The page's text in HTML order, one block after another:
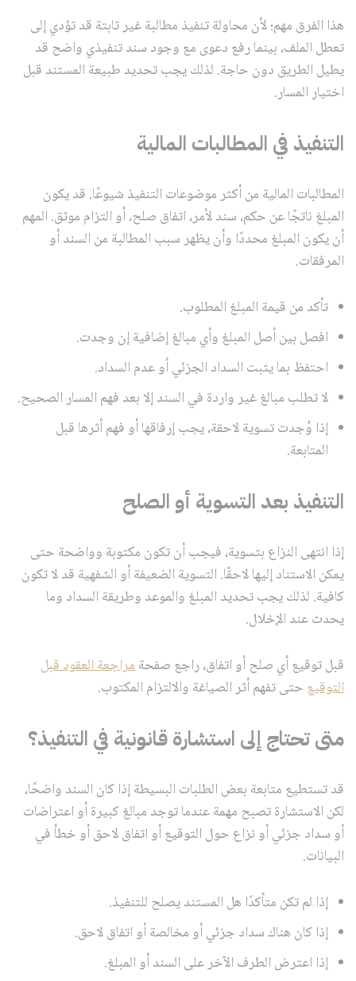
هذا الفرق مهم؛ لأن محاولة تنفيذ مطالبة غير ثابتة قد تؤدي إلى
تعطل الملف، بينما رفع دعوى مع وجود سند تنفيذي واضح قد
يطيل الطريق دون حاجة. لذلك يجب تحديد طبيعة المستند قبل
اختيار المسار.
التنفيذ في المطالبات المالية
المطالبات المالية من أكثر موضوعات التنفيذ شيوعًا. قد يكون
المبلغ ناتجًا عن حكم، سند لأمر، اتفاق صلح، أو التزام موثق. المهم
أن يكون المبلغ محددًا وأن يظهر سبب المطالبة من السند أو
المرفقات.
تأكد من قيمة المبلغ المطلوب.
افصل بين أصل المبلغ وأي مبالغ إضافية إن وجدت.
احتفظ بما يثبت السداد الجزئي أو عدم السداد.
لا تطلب مبالغ غير واردة في السند إلا بعد فهم المسار الصحيح.
إذا وُجدت تسوية لاحقة، يجب إرفاقها أو فهم أثرها قبل
المتابعة.
التنفيذ بعد التسوية أو الصلح
إذا انتهى النزاع بتسوية، فيجب أن تكون مكتوبة وواضحة حتى
يمكن الاستناد إليها لاحقًا. التسوية الضعيفة أو الشفهية قد لا تكون
كافية. لذلك يجب تحديد المبلغ والموعد وطريقة السداد وما
يحدث عند الإخلال.
قبل توقيع أي صلح أو اتفاق، راجع صفحةمراجعة العقود قبل
التوقيع حتى تفهم أثر الصياغة والالتزام المكتوب.
متى تحتاج إلى استشارة قانونية في التنفيذ؟
قد تستطيع متابعة بعض الطلبات البسيطة إذا كان السند واضحًا،
لكن الاستشارة تصبح مهمة عندما توجد مبالغ كبيرة أو اعتراضات
أو سداد جزئي أو نزاع حول التوقيع أو اتفاق لاحق أو خطأ في
البيانات.
إذا لم تكن متأكدًا هل المستند يصلح للتنفيذ.
إذا كان هناك سداد جزئي أو مخالصة أو اتفاق لاحق.
إذا اعترض الطرف الآخر على السند أو المبلغ.